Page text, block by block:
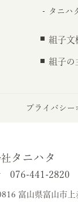
タニハ
組子文
組子の
プライバシー
タニハタ
076-441-2820
富山県富山市